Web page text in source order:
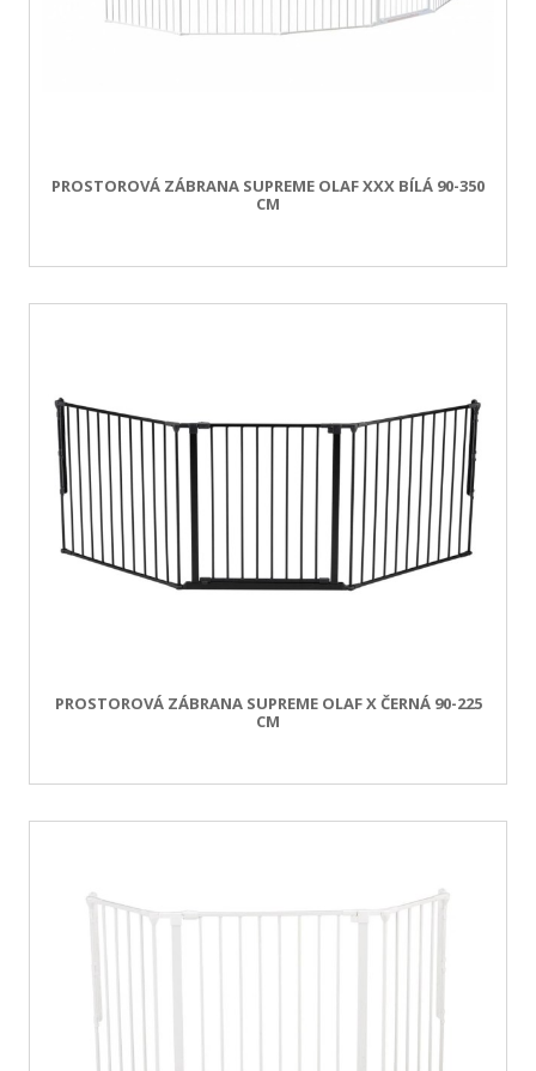
PROSTOROVÁ ZÁBRANA SUPREME OLAF XXX BÍLÁ 90-350
CM
PROSTOROVÁ ZÁBRANA SUPREME OLAF X ČERNÁ 90-225
CM